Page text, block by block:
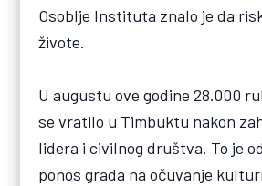
Osoblje Instituta znalo je da
živote.
U augustu ove godine 28.000
se vratilo u Timbuktu nakon
lidera i civilnog društva. To je
ponos grada na očuvanje